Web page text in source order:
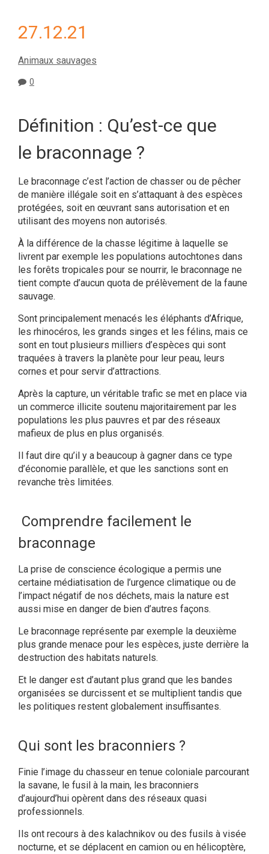
27.12.21
Animaux sauvages
0
Définition : Qu’est-ce que
le braconnage ?
Le braconnage c’est l’action de chasser ou de pêcher
de manière illégale soit en s’attaquant à des espèces
protégées, soit en œuvrant sans autorisation et en
utilisant des moyens non autorisés.
À la différence de la chasse légitime à laquelle se
livrent par exemple les populations autochtones dans
les forêts tropicales pour se nourrir, le braconnage ne
tient compte d’aucun quota de prélèvement de la faune
sauvage.
Sont principalement menacés les éléphants d’Afrique,
les rhinocéros, les grands singes et les félins, mais ce
sont en tout plusieurs milliers d’espèces qui sont
traquées à travers la planète pour leur peau, leurs
cornes et pour servir d’attractions.
Après la capture, un véritable trafic se met en place via
un commerce illicite soutenu majoritairement par les
populations les plus pauvres et par des réseaux
mafieux de plus en plus organisés.
Il faut dire qu’il y a beaucoup à gagner dans ce type
d’économie parallèle, et que les sanctions sont en
revanche très limitées.
Comprendre facilement le
braconnage
La prise de conscience écologique a permis une
certaine médiatisation de l’urgence climatique ou de
l’impact négatif de nos déchets, mais la nature est
aussi mise en danger de bien d’autres façons.
Le braconnage représente par exemple la deuxième
plus grande menace pour les espèces, juste derrière la
destruction des habitats naturels.
Et le danger est d’autant plus grand que les bandes
organisées se durcissent et se multiplient tandis que
les politiques restent globalement insuffisantes.
Qui sont les braconniers ?
Finie l’image du chasseur en tenue coloniale parcourant
la savane, le fusil à la main, les braconniers
d’aujourd’hui opèrent dans des réseaux quasi
professionnels.
Ils ont recours à des kalachnikov ou des fusils à visée
nocturne, et se déplacent en camion ou en hélicoptère,